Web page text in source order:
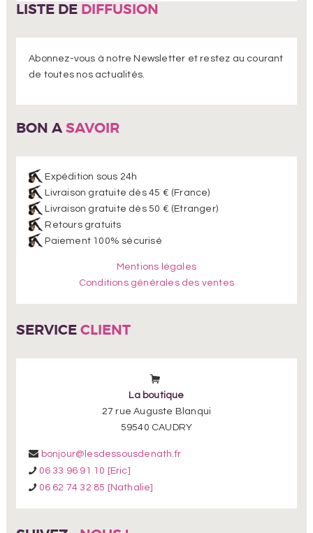
LISTE DE DIFFUSION
Abonnez-vous à notre Newsletter et restez au courant
de toutes nos actualités.
BON A SAVOIR
Expédition sous 24h
Livraison gratuite dès 45 € (France)
Livraison gratuite dès 50 € (Etranger)
Retours gratuits
Paiement 100% sécurisé
Mentions légales
Conditions générales des ventes
SERVICE CLIENT
La boutique
27 rue Auguste Blanqui
59540 CAUDRY
bonjour@lesdessousdenath.fr
06 33 96 91 10 [Eric]
06 62 74 32 85 [Nathalie]